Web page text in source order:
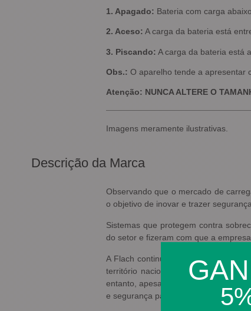
1. Apagado:Bateria com carga
2. Aceso:A carga da bateria está
3. Piscando:A carga da bateria está
Obs.:O aparelho tende a apresentar
Atenção: NUNCA ALTERE O
Imagens meramente ilustrativas.
Descrição da Marca
Observando que o mercado de
o objetivo de inovar e trazer
Sistemas que protegem contra
do setor e fizeram com que a
A Flach continua crescendo de
território nacional comercializando
entanto, apesar dos novos mercados
e segurança para o consumidor.